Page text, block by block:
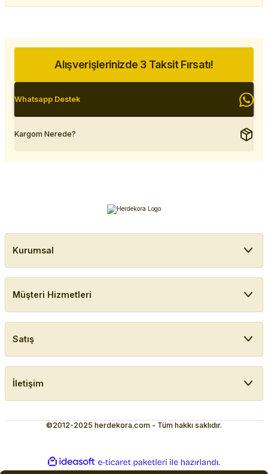
Alışverişlerinizde 3 Taksit Fırsatı!
Whatsapp Destek
Kargom Nerede?
Kurumsal
Müşteri Hizmetleri
Satış
İletişim
©2012-2025 herdekora.com - Tüm hakkı saklıdır.
ideasoft
e-
ticaret
hazırlandı.